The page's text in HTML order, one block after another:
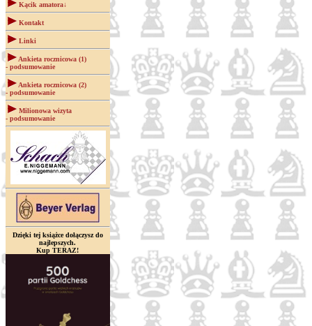
Kącik amatora↓
Kontakt
Linki
Ankieta rocznicowa (1)
- podsumowanie
Ankieta rocznicowa (2)
- podsumowanie
Milionowa wizyta
- podsumowanie
Dzięki tej książce dołączysz do
najlepszych.
Kup TERAZ!